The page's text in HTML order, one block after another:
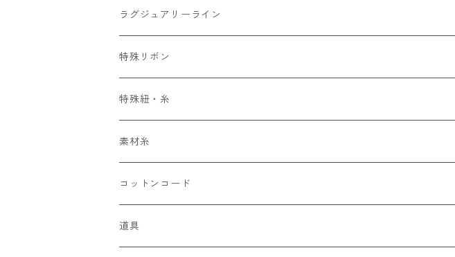
長さ30～90m
長さ100m～300m
4m～
ぱすてる
えすにっく
15m～
33m～
アソート
50m
100m
ラグジュアリーライン
特殊リボン
手染めリボンセット
くしゅくしゅリボン
フラワーリボン
特殊紐・糸
ワイヤーみたいな糸
素材糸
キラキラ
ひらひら
コットンコード
細コード
道具